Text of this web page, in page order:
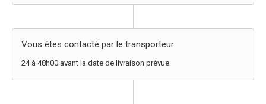
Vous êtes contacté par le transporteur
24 à 48h00 avant la date de livraison prévue